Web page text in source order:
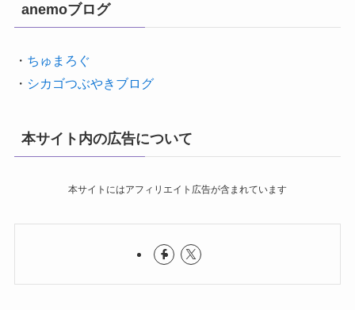
anemoブログ
・ ちゅまろぐ
・ シカゴつぶやきブログ
本サイト内の広告について
本サイトにはアフィリエイト広告が含まれています